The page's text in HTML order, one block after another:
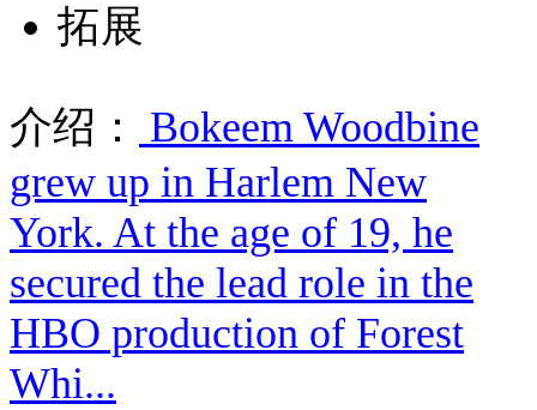
拓展
介绍：
Bokeem Woodbine
grew up in Harlem New
York. At the age of 19, he
secured the lead role in the
HBO production of Forest
Whi...